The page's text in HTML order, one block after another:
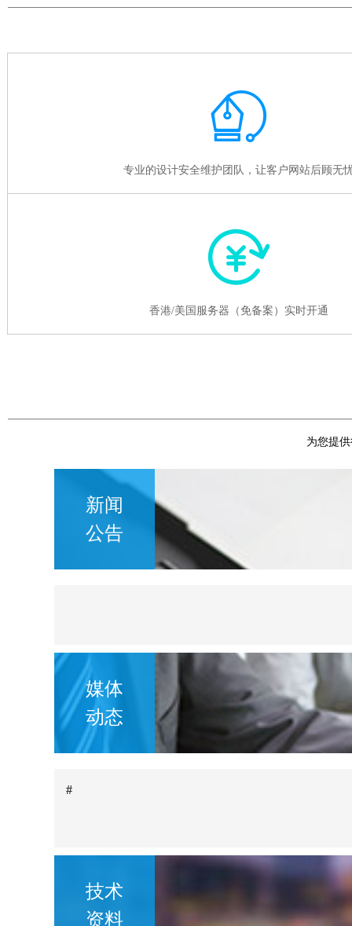

专业的设计安全维护团队，让客户网站后顾无

香港/美国服务器（免备案）实时开通
为您提
新闻
公告
媒体
动态
#
技术
资料